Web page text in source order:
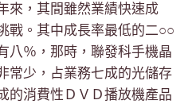
來，其間雖然業績快速成
戰。其中成長率最低的二○○
八％，那時，聯發科手機晶
常少，占業務七成的光儲存
的消費性ＤＶＤ播放機產品